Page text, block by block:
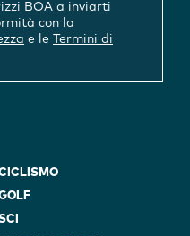
BOA a inviarti
con la
e le
Termini di